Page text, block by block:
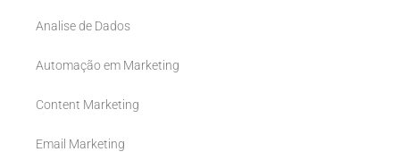
Analise de Dados
Automação em Marketing
Content Marketing
Email Marketing